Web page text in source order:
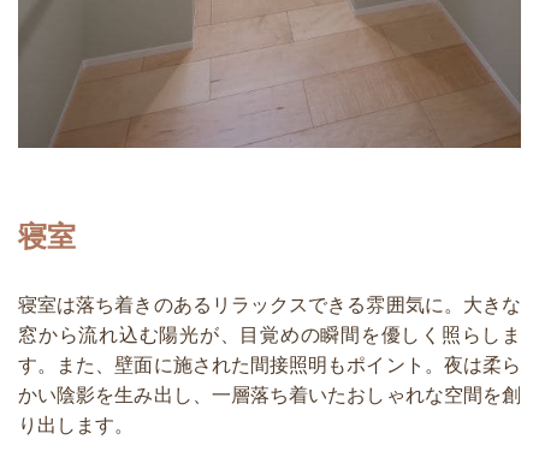
寝室
寝室は落ち着きのあるリラックスできる雰囲気に。大きな
窓から流れ込む陽光が、目覚めの瞬間を優しく照らしま
す。また、壁面に施された間接照明もポイント。夜は柔ら
かい陰影を生み出し、一層落ち着いたおしゃれな空間を創
り出します。